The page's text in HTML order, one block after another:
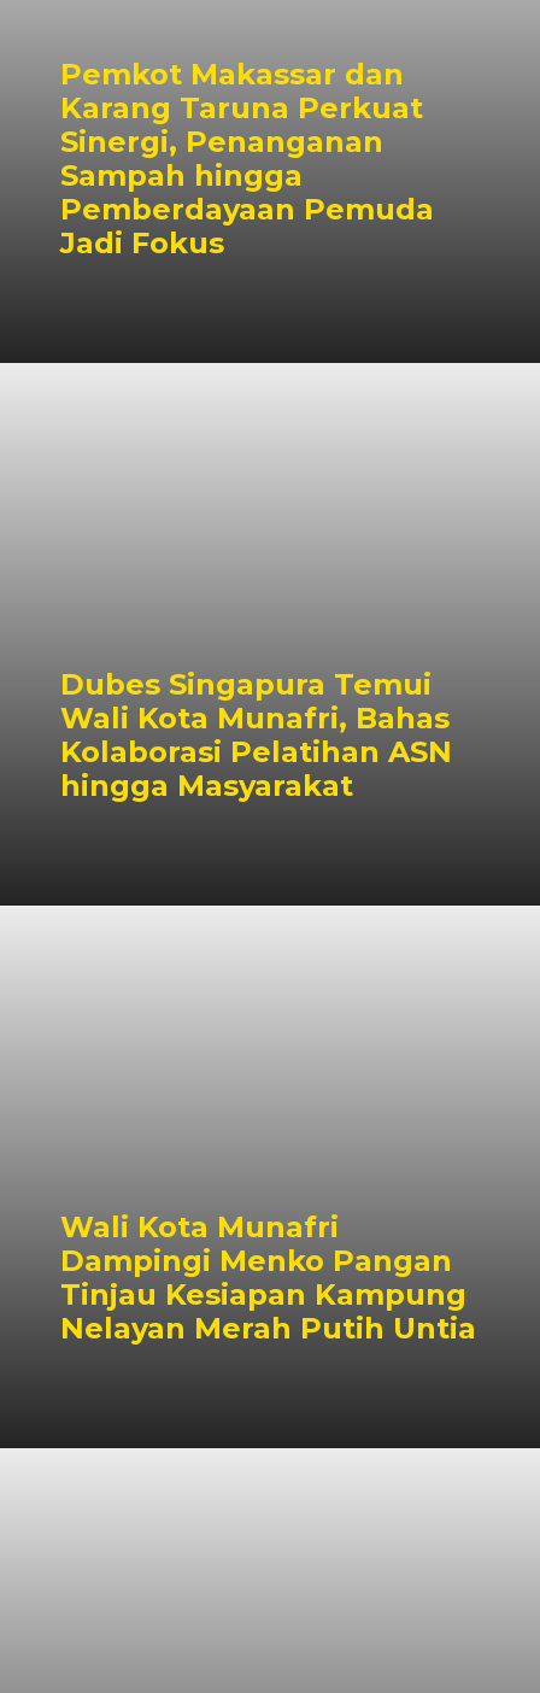
Pemkot Makassar dan
Karang Taruna Perkuat
Sinergi, Penanganan
Sampah hingga
Pemberdayaan Pemuda
Jadi Fokus
Dubes Singapura Temui
Wali Kota Munafri, Bahas
Kolaborasi Pelatihan ASN
hingga Masyarakat
Wali Kota Munafri
Dampingi Menko Pangan
Tinjau Kesiapan Kampung
Nelayan Merah Putih Untia